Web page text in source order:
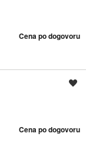
Cena po dogovoru
Cena po dogovoru